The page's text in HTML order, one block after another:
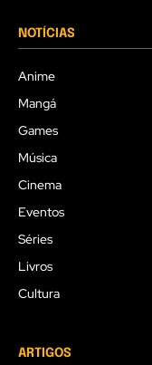
NOTÍCIAS
Anime
Mangá
Games
Música
Cinema
Eventos
Séries
Livros
Cultura
ARTIGOS